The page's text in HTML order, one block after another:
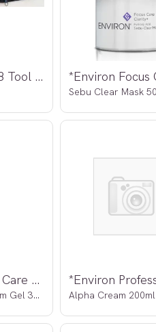
*EDKO Kit Pro 8 Tool BLACK
*Environ Focus Care Comfort+ Vita-
Enriched Colostrum Gel 30ml OUTLET Alpha Cream 200ml